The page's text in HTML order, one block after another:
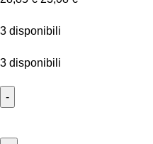
3 disponibili
3 disponibili